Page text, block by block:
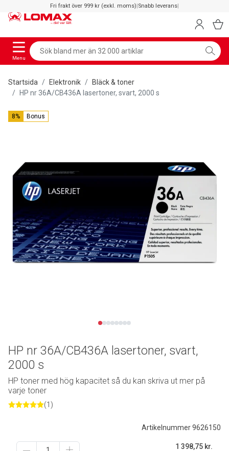
Fri frakt över 999 kr (exkl. moms)|Snabb leverans|
Menu
Startsida Elektronik
Bläck & toner
HP nr 36A/CB436A lasertoner, svart, 2000 s
8% Bonus
Artikelnummer 9626150
1 398,75 kr.
HP nr 36A/CB436A lasertoner, svart,
2000 s
HP toner med hög kapacitet så du kan skriva ut mer på
varje toner
(1)